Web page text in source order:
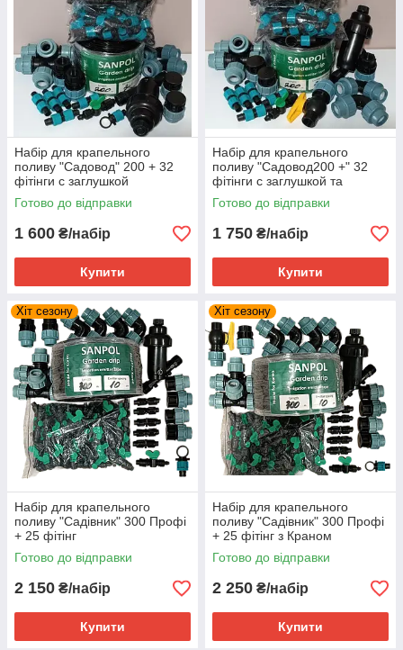
Набір для крапельного
поливу "Садовод" 200 + 32
фітінги с заглушкой
Готово до відправки
1 600 ₴/набір
Купити
Набір для крапельного
поливу "Садовод200 +" 32
фітінги с заглушкой та
краном
Готово до відправки
1 750 ₴/набір
Купити
Хіт сезону
Набір для крапельного
поливу "Садівник" 300 Профі
+ 25 фітінг
Готово до відправки
2 150 ₴/набір
Купити
Хіт сезону
Набір для крапельного
поливу "Садівник" 300 Профі
+ 25 фітінг з Краном
Готово до відправки
2 250 ₴/набір
Купити